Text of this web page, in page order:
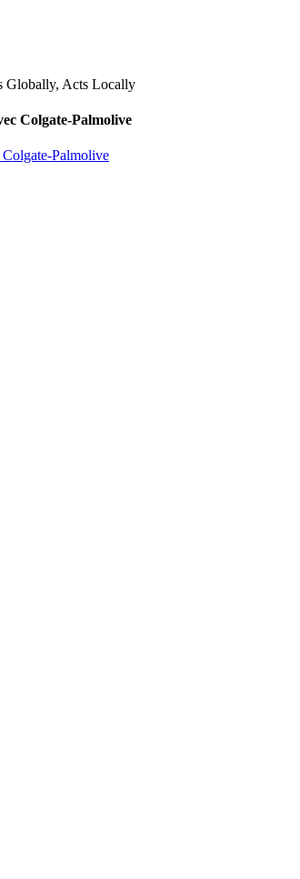
Colgate-Palmolive
Palmolive